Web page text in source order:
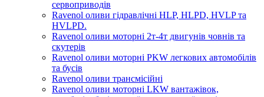
сервоприводів
Ravenol оливи гідравлічні HLP, HLPD, HVLP та
HVLPD.
Ravenol оливи моторні 2т-4т двигунів човнів та
скутерів
Ravenol оливи моторні PKW легкових автомобілів
та бусів
Ravenol оливи трансмісійні
Ravenol оливи моторні LKW вантажівок,